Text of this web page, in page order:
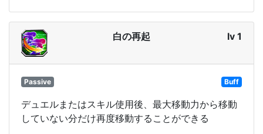
白の再起 lv 1
Passive Buff
デュエルまたはスキル使用後、最大移動力から移動
していない分だけ再度移動することができる